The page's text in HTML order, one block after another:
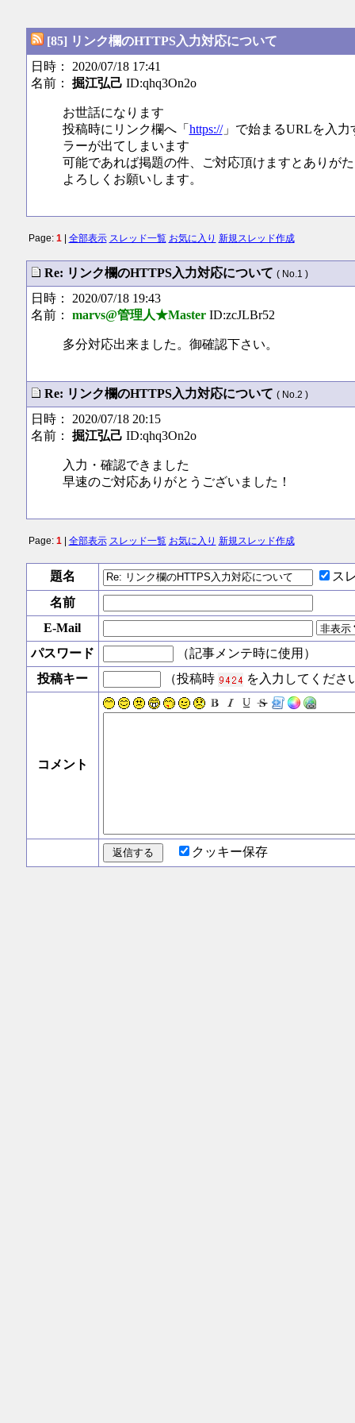
[85] リンク欄のHTTPS入力対応について
日時： 2020/07/18 17:41
名前： 掘江弘己 ID:qhq3On2o
お世話になります
投稿時にリンク欄へ「 https://」で始まるURLを入力
ラーが出てしまいます
可能であれば掲題の件、ご対応頂けますとありが
よろしくお願いします。
Page: 1| 全部表示 スレッド一覧 お気に入り 新規スレッド作成
Re: リンク欄のHTTPS入力対応について ( No.1 )
日時： 2020/07/18 19:43
名前： marvs@管理人★MasterID:zcJLBr52
多分対応出来ました。御確認下さい。
Re: リンク欄のHTTPS入力対応について ( No.2 )
日時： 2020/07/18 20:15
名前： 掘江弘己 ID:qhq3On2o
入力・確認できました
早速のご対応ありがとうございました！
Page: 1| 全部表示 スレッド一覧 お気に入り 新規スレッド作成
題名
ス
名前
E-Mail
パスワード
（記事メンテ時に使用）
投稿キー
（投稿時 を入力してくださ
コメント
クッキー保存